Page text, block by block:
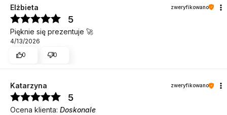
Elżbieta zweryfikowano
5
Pięknie się prezentuje 🚀
4/13/2026
0
0
Katarzyna zweryfikowano
5
Ocena klienta: Doskonale